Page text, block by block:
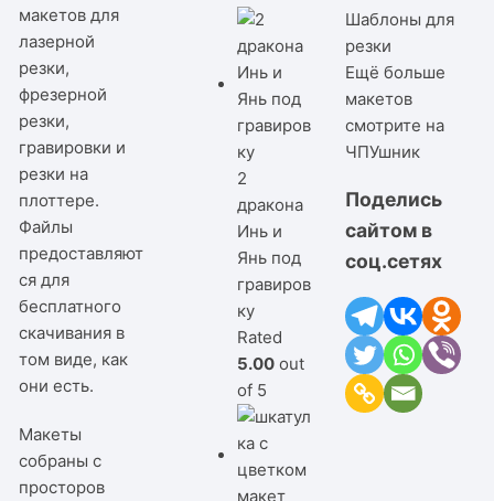
макетов для
лазерной
резки,
фрезерной
резки,
гравировки и
резки на
плоттере.
Файлы
предоставляют
ся для
бесплатного
скачивания в
том виде, как
они есть.
Макеты
собраны с
просторов
2
дракона
Инь и
Янь под
гравиров
ку
Rated
5.00 out
of 5
Шаблоны для
резки
Ещё больше
макетов
смотрите на
ЧПУшник
Поделись
сайтом в
соц.сетях